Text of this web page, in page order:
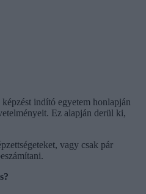
indító egyetem honlapján
Ez alapján derül ki,
vagy csak pár